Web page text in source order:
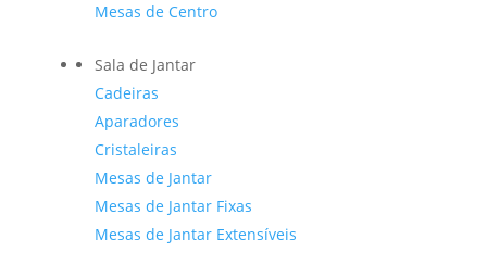
Mesas de Centro
Sala de Jantar
Cadeiras
Aparadores
Cristaleiras
Mesas de Jantar
Mesas de Jantar Fixas
Mesas de Jantar Extensíveis